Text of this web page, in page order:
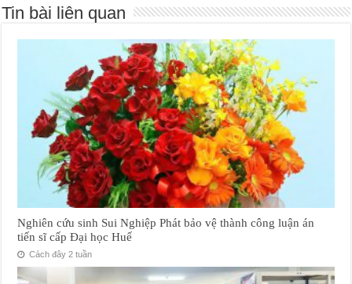
Tin bài liên quan
Nghiên cứu sinh Sui Nghiệp Phát bảo vệ thành công luận án
tiến sĩ cấp Đại học Huế
Cách đây 2 tuần